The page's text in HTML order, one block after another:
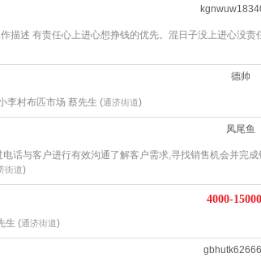
描述 有责任心上进心想挣钱的优先。混日子没上进心没责
德帅
李村布匹市场 蔡先生 (通济街道)
凤尾鱼
话与客户进行有效沟通了解客户需求,寻找销售机会并完成
街道)
4000-15000
生 (通济街道)